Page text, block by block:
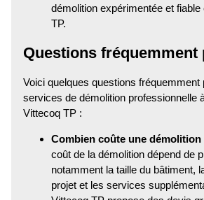
démolition expérimentée et
TP.
Questions fréquemment
Voici quelques questions fréquemment
services de démolition professionnelle
Vittecoq TP :
Combien coûte une démolition
coût de la démolition dépend de
notamment la taille du bâtiment,
projet et les services